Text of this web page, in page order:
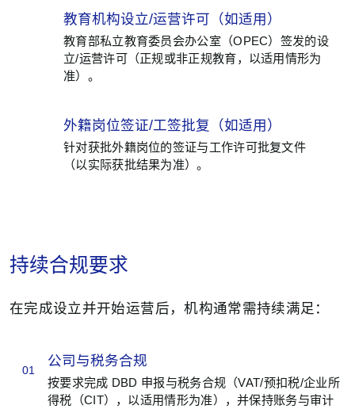
教育机构设立/运营许可（如适用）
教育部私立教育委员会办公室（OPEC）签发的设
立/运营许可（正规或非正规教育，以适用情形为
准）。
外籍岗位签证/工签批复（如适用）
针对获批外籍岗位的签证与工作许可批复文件
（以实际获批结果为准）。
持续合规要求
在完成设立并开始运营后，机构通常需持续满足：
01
公司与税务合规
按要求完成 DBD 申报与税务合规（VAT/预扣税/企业所
得税（CIT），以适用情形为准），并保持账务与审计